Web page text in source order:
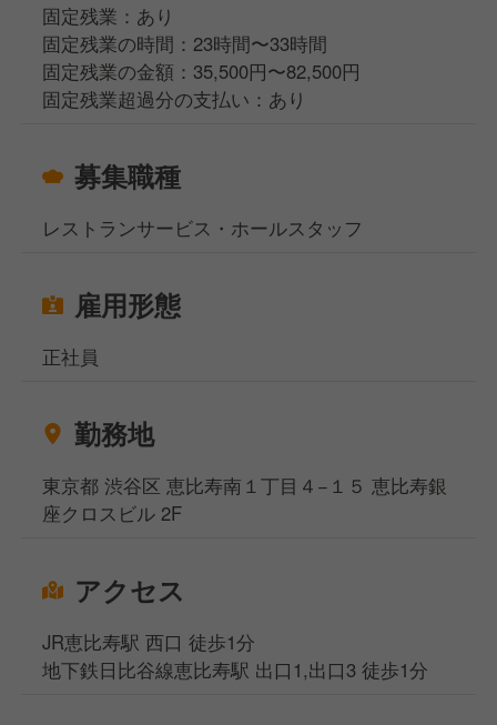
固定残業：あり
固定残業の時間：23時間〜33時間
固定残業の金額：35,500円〜82,500円
固定残業超過分の支払い：あり
募集職種
レストランサービス・ホールスタッフ
雇用形態
正社員
勤務地
東京都 渋谷区 恵比寿南１丁目４−１５ 恵比寿銀
座クロスビル 2F
アクセス
JR恵比寿駅 西口 徒歩1分
地下鉄日比谷線恵比寿駅 出口1,出口3 徒歩1分